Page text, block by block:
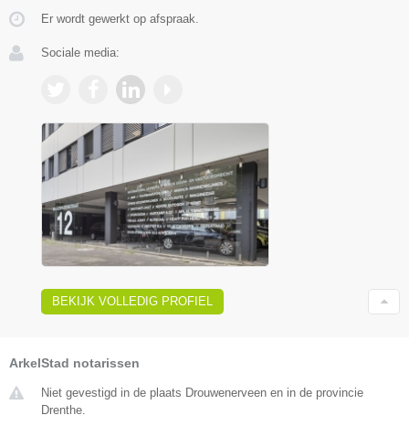
Er wordt gewerkt op afspraak.
Sociale media:
BEKIJK VOLLEDIG PROFIEL
ArkelStad notarissen
Niet gevestigd in de plaats Drouwenerveen en in de provincie
Drenthe.